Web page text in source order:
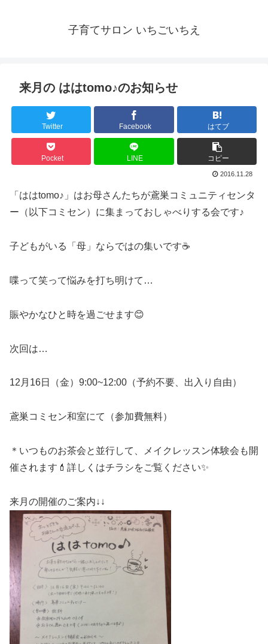
子育てサロン いちごいちえ
来月の ははtomo♪ のお知らせ
Twitter Facebook はてブ
Pocket LINE コピー
2016.11.28
「ははtomo♪」はお母さんたちが鳶巣コミュニティセンタ
ー（以下コミセン）に集まっておしゃべりする会です♪
子どもがいる「母」ならではの集いです☕️
喋って笑って悩みを打ち明けて…
賑やかなひと時を過ごせます😊
次回は…
12月16日（金）9:00~12:00（予約不要、出入り自由）
鳶巣コミセン和室にて（参加費無料）
＊いつものお茶会と並行して、メイクレッスン体験会も開
催されます💄詳しくはチラシをご覧ください✨
来月の開催のご案内↓↓